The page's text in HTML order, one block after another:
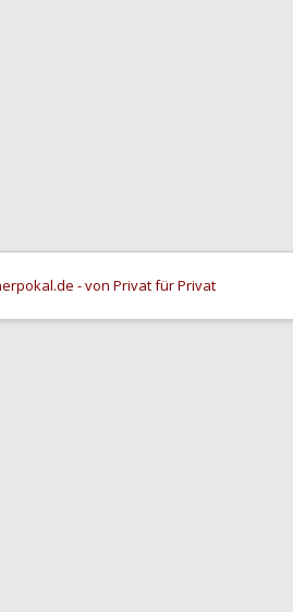
- von Privat für Privat